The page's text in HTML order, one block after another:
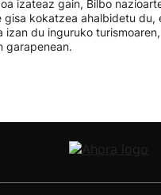
izateaz gain, Bilbo
gisa kokatzea ahalbidetu du,
izan du inguruko
garapenean.